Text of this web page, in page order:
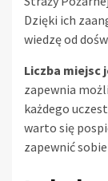
Dzięki ich
wiedzę od
Liczba miejsc
zapewnia
każdego
warto się
zapewnić